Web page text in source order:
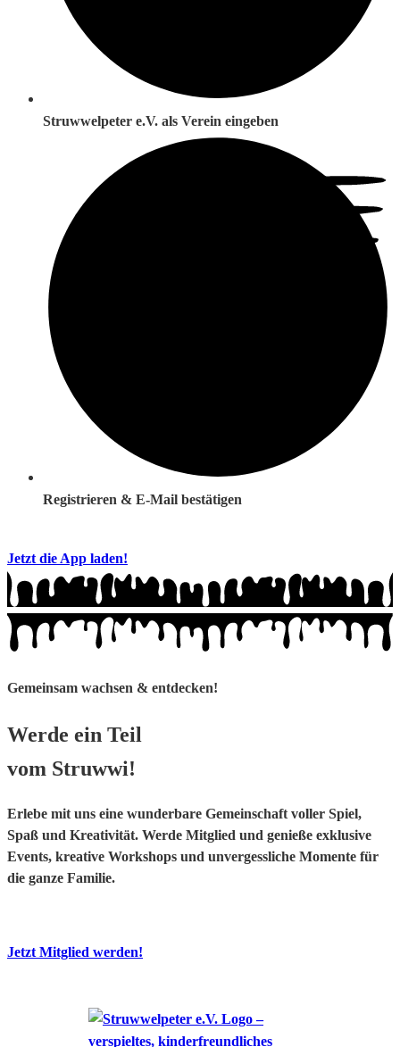
Struwwelpeter e.V. als Verein eingeben
Registrieren & E-Mail bestätigen
Jetzt die App laden!
Gemeinsam wachsen & entdecken!
Werde ein Teil
vom Struwwi!
Erlebe mit uns eine wunderbare Gemeinschaft voller Spiel,
Spaß und Kreativität. Werde Mitglied und genieße exklusive
Events, kreative Workshops und unvergessliche Momente für
die ganze Familie.
Jetzt Mitglied werden!